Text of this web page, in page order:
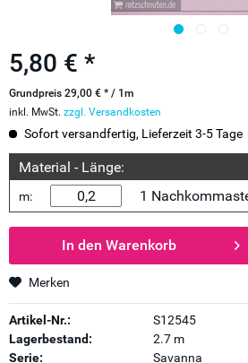
5,80 € *
Grundpreis 29,00 € * / 1m
inkl. MwSt. zzgl. Versandkosten
Sofort versandfertig, Lieferzeit 3-5 Tage
Material - Länge:
m: 1
In den Warenkorb
Merken
Artikel-Nr.:
S12545
Lagerbestand:
2.7 m
Serie:
Savanna